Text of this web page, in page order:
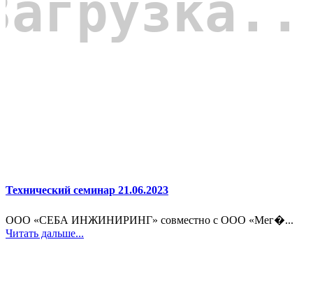
Технический семинар 21.06.2023
ООО «СЕБА ИНЖИНИРИНГ» совместно с ООО «Мег�...
Читать дальше...